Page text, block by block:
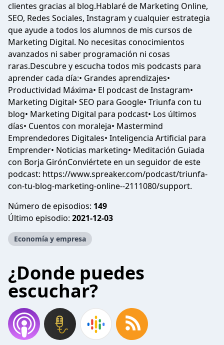
clientes gracias al blog.Hablaré de Marketing Online,
SEO, Redes Sociales, Instagram y cualquier estrategia
que ayude a todos los alumnos de mis cursos de
Marketing Digital. No necesitas conocimientos
avanzados ni saber programación ni cosas
raras.Descubre y escucha todos mis podcasts para
aprender cada día:• Grandes aprendizajes•
Productividad Máxima• El podcast de Instagram•
Marketing Digital• SEO para Google• Triunfa con tu
blog• Marketing Digital para podcast• Los últimos
días• Cuentos con moraleja• Mastermind
Emprendedores Digitales• Inteligencia Artificial para
Emprender• Noticias marketing• Meditación Guiada
con Borja GirónConviértete en un seguidor de este
podcast: https://www.spreaker.com/podcast/triunfa-
con-tu-blog-marketing-online--2111080/support.
Número de episodios: 149
Último episodio: 2021-12-03
Economía y empresa
¿Donde puedes
escuchar?